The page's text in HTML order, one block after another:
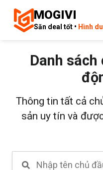
MOGIVI
Săn deal tốt • Hình
Danh
Thông tin tất cả
sản uy tín và